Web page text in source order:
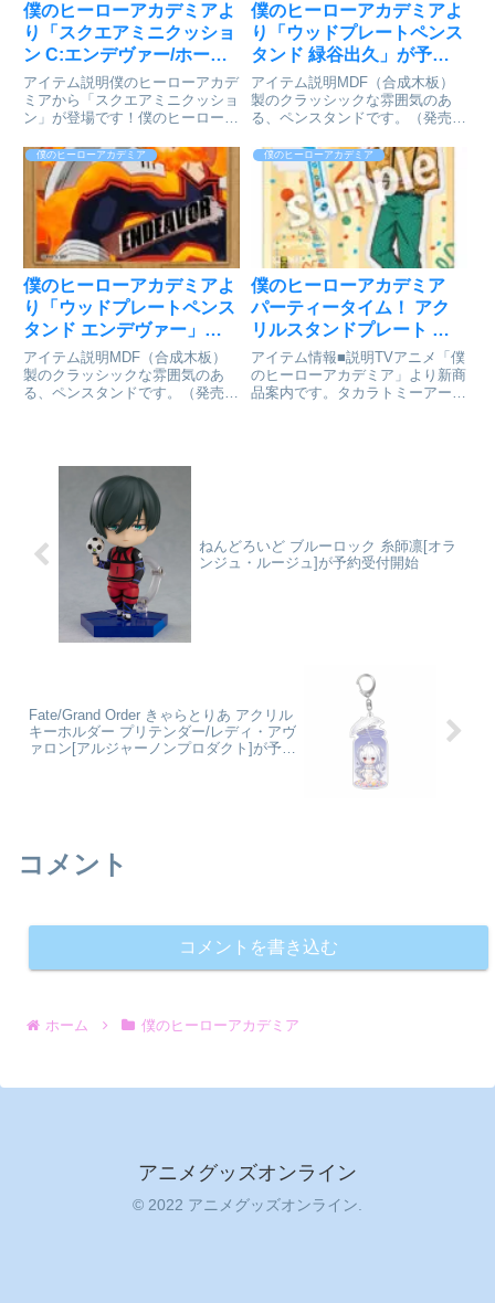
僕のヒーローアカデミアよ
り「スクエアミニクッショ
ン C:エンデヴァー/ホーク
ス」が予約受付開始
アイテム説明僕のヒーローアカデ
ミアから「スクエアミニクッショ
ン」が登場です！僕のヒーローア
ン C:エンデヴァー/ホークス© 堀
越耕平／集英社・僕のヒーローア
カデミア製作委員会colleizeで探
僕のヒーローアカデミアよ
り「ウッドプレートペンス
タンド 緑谷出久」が予約
受付開始
アイテム説明MDF（合成木板）
製のクラッシックな雰囲気のあ
る、ペンスタンドです。（発売
／販売元：株式会社ツインクル
）僕のヒーローアカデミア_ウッ
ドプレートペンスタンド 緑谷出
久© 堀越耕平／集英社・僕のヒ
ーロ...
僕のヒーローアカデミア
僕のヒーローアカデミアよ
り「ウッドプレートペンス
タンド エンデヴァー」が
予約受付開始
アイテム説明MDF（合成木板）
製のクラッシックな雰囲気のあ
る、ペンスタンドです。（発売
ドプレートペンスタンド エンデ
ヴァー© 堀越耕平／集英社・僕
僕のヒーローアカデミア
僕のヒーローアカデミア
パーティータイム！ アク
リルスタンドプレート 轟
焦凍[タカラトミーアーツ]
が予約受付中
アイテム情報■説明TVアニメ「僕
のヒーローアカデミア」より新商
品案内です。タカラトミーアーツ
ねんどろいど ブルーロック 糸師凛[オラ
ンジュ・ルージュ]が予約受付開始
Fate/Grand Order きゃらとりあ アクリル
キーホルダー プリテンダー/レディ・アヴ
ァロン[アルジャーノンプロダクト]が予約
コメント
コメントを書き込む
ホーム 僕のヒーローアカデミア
アニメグッズオンライン
© 2022 アニメグッズオンライン.